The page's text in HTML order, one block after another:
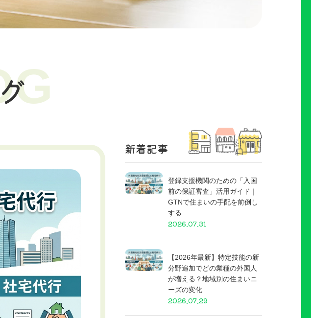
新着記事
登録支援機関のための「入国
前の保証審査」活用ガイド｜
GTNで住まいの手配を前倒し
する
2026.07.31
【2026年最新】特定技能の新
分野追加でどの業種の外国人
が増える？地域別の住まいニ
ーズの変化
2026.07.29